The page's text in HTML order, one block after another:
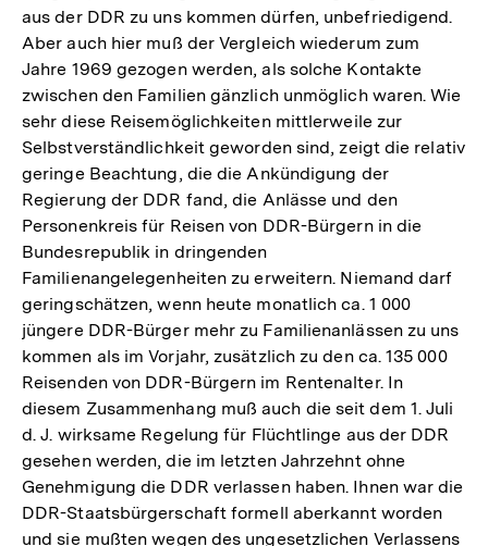
aus der DDR zu uns kommen dürfen, unbefriedigend.
Aber auch hier muß der Vergleich wiederum zum
Jahre 1969 gezogen werden, als solche Kontakte
zwischen den Familien gänzlich unmöglich waren. Wie
sehr diese Reisemöglichkeiten mittlerweile zur
Selbstverständlichkeit geworden sind, zeigt die relativ
geringe Beachtung, die die Ankündigung der
Regierung der DDR fand, die Anlässe und den
Personenkreis für Reisen von DDR-Bürgern in die
Bundesrepublik in dringenden
Familienangelegenheiten zu erweitern. Niemand darf
geringschätzen, wenn heute monatlich ca. 1 000
jüngere DDR-Bürger mehr zu Familienanlässen zu uns
kommen als im Vorjahr, zusätzlich zu den ca. 135 000
Reisenden von DDR-Bürgern im Rentenalter. In
diesem Zusammenhang muß auch die seit dem 1. Juli
d. J. wirksame Regelung für Flüchtlinge aus der DDR
gesehen werden, die im letzten Jahrzehnt ohne
Genehmigung die DDR verlassen haben. Ihnen war die
DDR-Staatsbürgerschaft formell aberkannt worden
und sie mußten wegen des ungesetzlichen Verlassens
Zum